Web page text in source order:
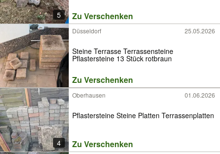
5 Zu Verschenken
Düsseldorf 25.05.2026
Steine Terrasse Terrassensteine
Pflastersteine 13 Stück rotbraun
Zu Verschenken
4
Oberhausen 01.06.2026
Pflastersteine Steine Platten Terrassenplatten
Zu Verschenken